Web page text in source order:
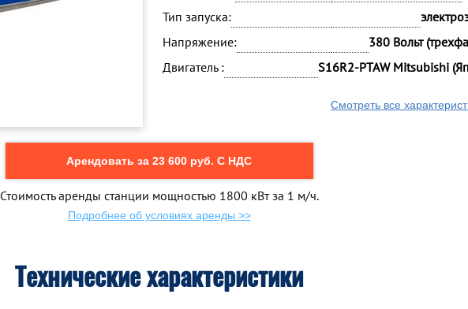
Тип запуска:
Напряжение:
380 Вольт
Двигатель :
S16R2-PTAW Mitsubishi
Смотреть все
Арендовать за 23 600 руб. С НДС
Стоимость аренды станции мощностью 1800 кВт за 1 м/ч.
Подробнее об условиях аренды >>
Технические характеристики